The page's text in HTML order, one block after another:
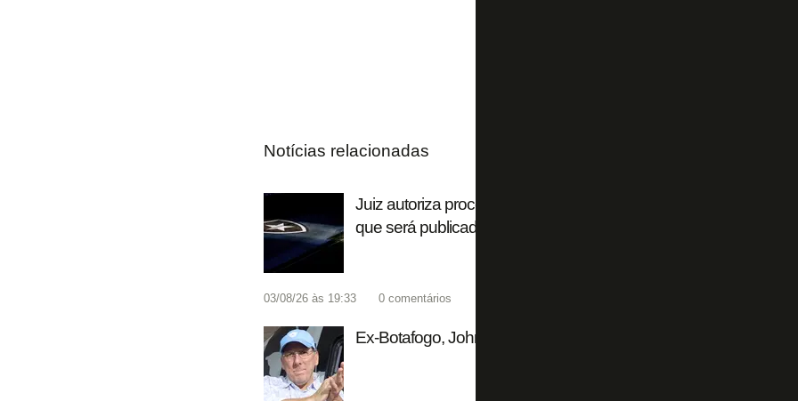
Notícias relacionadas
Juiz autoriza processamento da recuperação judicial da SAF do
que será publicado
03/08/26 às 19:33 0 comentários
Ex-Botafogo, John Textor é condenado a pagar quase US$ 100